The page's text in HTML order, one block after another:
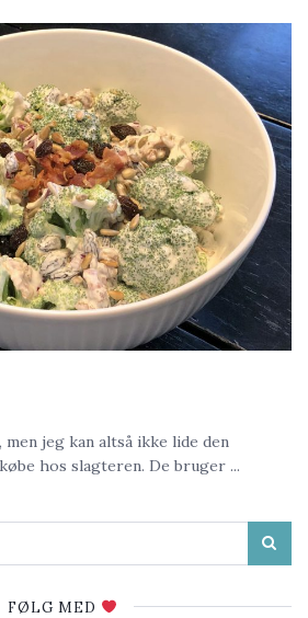
jeg kan altså ikke lide den
hos slagteren. De bruger ...
FØLG MED